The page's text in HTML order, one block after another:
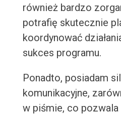
również bardzo
potrafię skutecznie
koordynować
sukces programu.
Ponadto, posiadam
komunikacyjne,
w piśmie, co